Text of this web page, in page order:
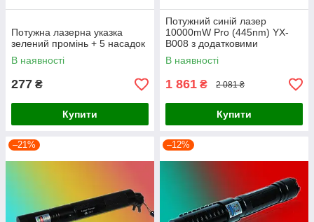
Потужна лазерна указка
зелений промінь + 5 насадок
В наявності
277 ₴
Купити
Потужний синій лазер
10000mW Pro (445nm) YX-
B008 з додатковими
насадками!
В наявності
1 861 ₴ 2 081 ₴
Купити
–21% –12%